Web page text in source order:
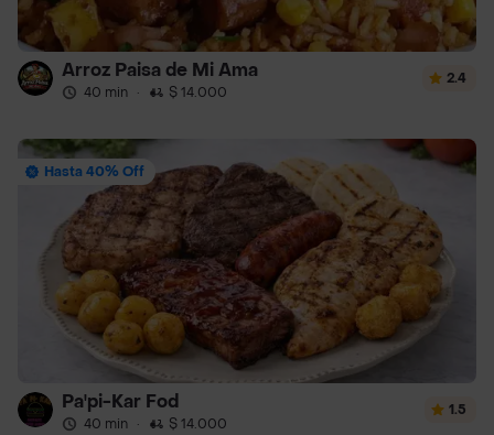
Arroz Paisa de Mi Ama
40 min · $ 14.000
2.4
Hasta 40% Off
Pa'pi-Kar Fod
40 min · $ 14.000
1.5